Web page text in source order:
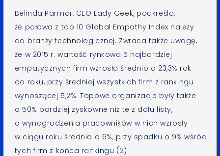
Belinda Parmar, CEO Lady Geek, podkreśla,
że połowa z top 10 Global Empathy Index należy
do branży technologicznej. Zwraca także uwagę,
że w 2015 r. wartość rynkowa 5 najbardziej
empatycznych firm wzrosła średnio o 23,3% rok
do roku, przy średniej wszystkich firm z rankingu
wynoszącej 5,2%. Topowe organizacje były także
o 50% bardziej zyskowne niż te z dołu listy,
a wynagrodzenia pracowników w nich wzrosły
w ciągu roku średnio o 6%, przy spadku o 9% wśród
tych firm z końca rankingu (2).